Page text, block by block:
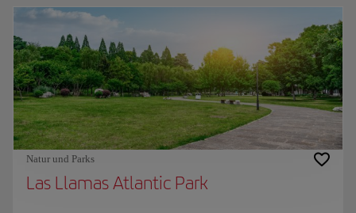
Natur und Parks
Las Llamas Atlantic Park